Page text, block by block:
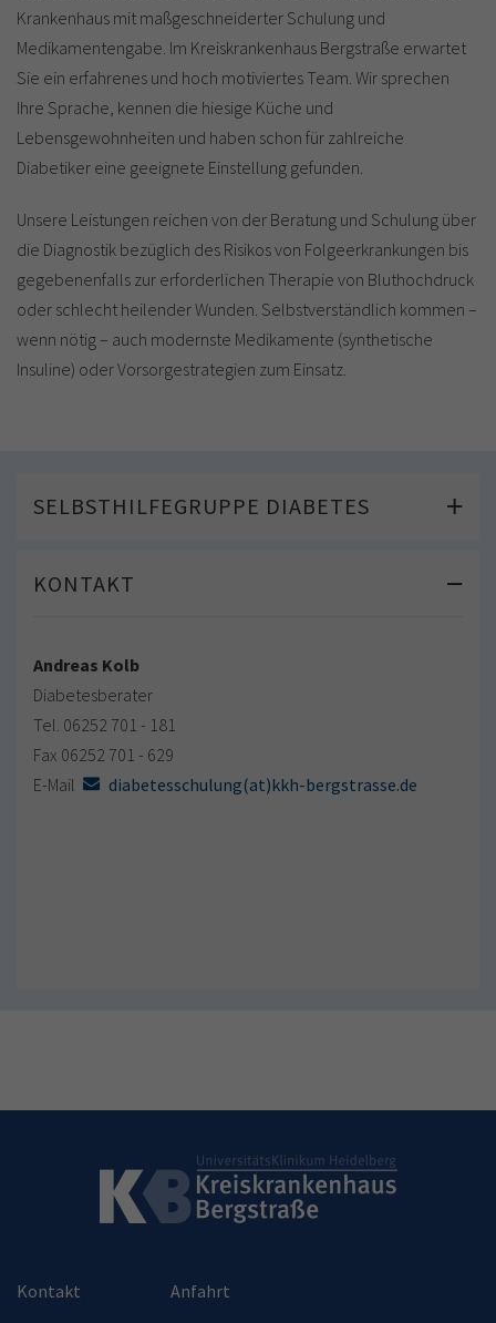
Krankenhaus mit maßgeschneiderter Schulung und
Medikamentengabe. Im Kreiskrankenhaus Bergstraße erwartet
Sie ein erfahrenes und hoch motiviertes Team. Wir sprechen
Ihre Sprache, kennen die hiesige Küche und
Lebensgewohnheiten und haben schon für zahlreiche
Diabetiker eine geeignete Einstellung gefunden.
Unsere Leistungen reichen von der Beratung und Schulung über
die Diagnostik bezüglich des Risikos von Folgeerkrankungen bis
gegebenenfalls zur erforderlichen Therapie von Bluthochdruck
oder schlecht heilender Wunden. Selbstverständlich kommen –
wenn nötig – auch modernste Medikamente (synthetische
Insuline) oder Vorsorgestrategien zum Einsatz.
SELBSTHILFEGRUPPE DIABETES
KONTAKT
Andreas Kolb
Diabetesberater
Tel. 06252 701 - 181
Fax 06252 701 - 629
E-Mail
diabetesschulung(at)kkh-bergstrasse.de
Kontakt Anfahrt